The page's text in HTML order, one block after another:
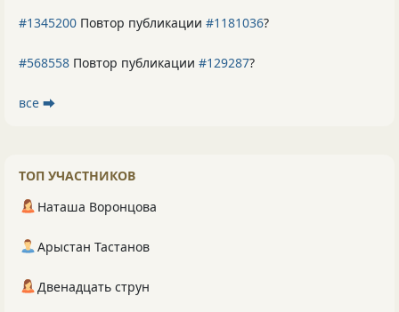
#1345200 Повтор публикации #1181036?
#568558 Повтор публикации #129287?
все ⮕
ТОП УЧАСТНИКОВ
Наташа Воронцова
Арыстан Тастанов
Двенадцать струн